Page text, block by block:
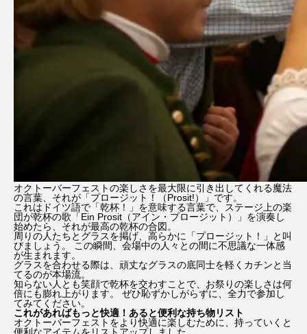
オクトーバーフェストの楽しさを最大限に引き出してくれる魔法
の言葉、それが「プロージット！（Prosit!）」です。
これはドイツ語で「乾杯！」を意味する言葉で、ステージ上の楽
団が乾杯の歌「Ein Prosit（アイン・プロージット）」を演奏し
始めたら、それが最高の乾杯の合図。
周りの人たちとグラスを掲げ、高らかに「プロージット！」と叫
びましょう。 この瞬間、会場中の人々との間に不思議な一体感
が生まれます。
グラスを合わせる際は、頑丈なグラスの底同士を軽くカチンと当
てるのが本場流。
知らない人とも笑顔で乾杯を交わすことで、お祭りの楽しさは何
倍にも膨れ上がります。 ぜひ恥ずかしがらずに、全力で参加し
てみてください。
これがあればもっと快適！あると便利な持ち物リスト
オクトーバーフェストをより快適に楽しむために、持っていくと
便利なアイテムをリストアップしました。